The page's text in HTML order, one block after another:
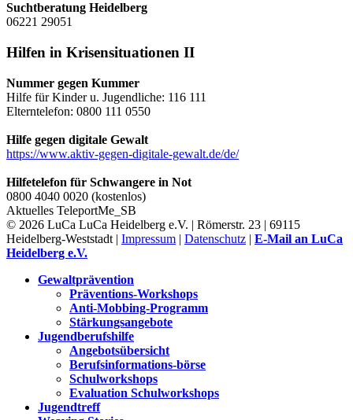
Suchtberatung Heidelberg
06221 29051
Hilfen in Krisensituationen II
Nummer gegen Kummer
Hilfe für Kinder u. Jugendliche: 116 111
Elterntelefon: 0800 111 0550
Hilfe gegen digitale Gewalt
https://www.aktiv-gegen-digitale-gewalt.de/de/
Hilfetelefon für Schwangere in Not
0800 4040 0020 (kostenlos)
Aktuelles TeleportMe_SB
© 2026 LuCa LuCa Heidelberg e.V. | Römerstr. 23 | 69115
Heidelberg-Weststadt | Impressum | Datenschutz | E-Mail an LuCa
Heidelberg e.V.
Gewaltprävention
Präventions-Workshops
Anti-Mobbing-Programm
Stärkungsangebote
Jugendberufshilfe
Angebotsübersicht
Berufsinformations-börse
Schulworkshops
Evaluation Schulworkshops
Jugendtreff